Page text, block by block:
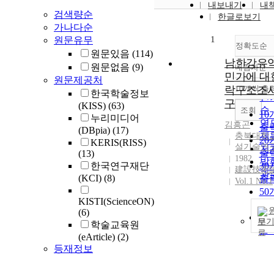
검색량순
가나다순
원문유무
원문있음 (114)
원문없음 (9)
원문제공처
한국학술정보
(KISS) (63)
누리미디어
(DBpia) (17)
KERIS(RISS)
(13)
한국연구재단
(KCI) (8)
KISTI(ScienceON)
(6)
학술교육원
(eArticle) (2)
등재정보
내보내기
내
한글로보기
정확도순
정
순
인
순
연
제
저
발
관
내림차순
내
10개씩 출
10
출
20
출
30
출
50
출
출
조회
1
남한강유
민가에 대
락구조조
구
김흥곤
충북대학
설기술연
1982
建設技術
Vol.1 No.1
보기